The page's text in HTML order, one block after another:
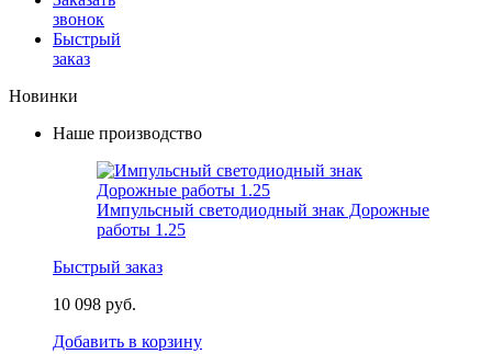
звонок
Быстрый
заказ
Новинки
Наше производство
Импульсный светодиодный знак Дорожные
работы 1.25
Быстрый заказ
10 098 руб.
Добавить в корзину